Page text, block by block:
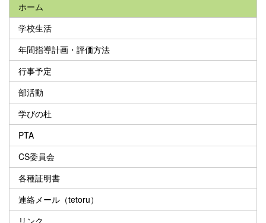
ホーム
学校生活
年間指導計画・評価方法
行事予定
部活動
学びの杜
PTA
CS委員会
各種証明書
連絡メール（tetoru）